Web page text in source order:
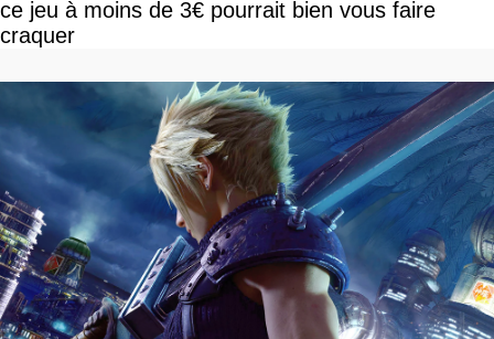
ce jeu à moins de 3€ pourrait bien vous faire
craquer